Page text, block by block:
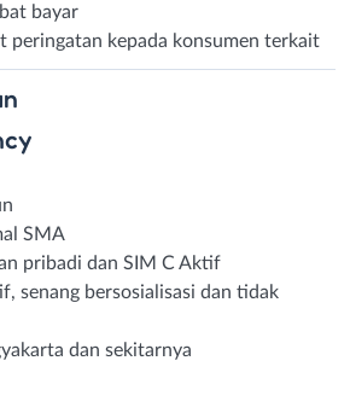
bayar
peringatan kepada konsumen terkait
SMA
pribadi dan SIM C Aktif
senang bersosialisasi dan tidak
dan sekitarnya